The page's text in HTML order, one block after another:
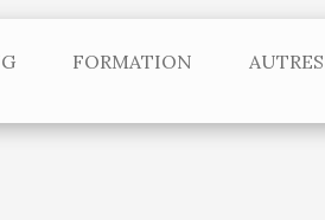
FORMATION AUTRES